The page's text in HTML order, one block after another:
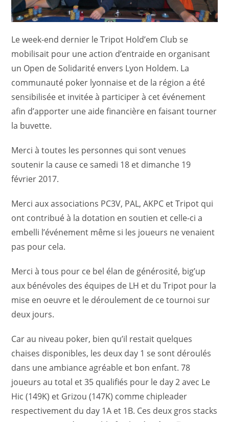
Le week-end dernier le Tripot Hold’em Club se
mobilisait pour une action d’entraide en organisant
un Open de Solidarité envers Lyon Holdem. La
communauté poker lyonnaise et de la région a été
sensibilisée et invitée à participer à cet événement
afin d’apporter une aide financière en faisant tourner
la buvette.
Merci à toutes les personnes qui sont venues
soutenir la cause ce samedi 18 et dimanche 19
février 2017.
Merci aux associations PC3V, PAL, AKPC et Tripot qui
ont contribué à la dotation en soutien et celle-ci a
embelli l’événement même si les joueurs ne venaient
pas pour cela.
Merci à tous pour ce bel élan de générosité, big’up
aux bénévoles des équipes de LH et du Tripot pour la
mise en oeuvre et le déroulement de ce tournoi sur
deux jours.
Car au niveau poker, bien qu’il restait quelques
chaises disponibles, les deux day 1 se sont déroulés
dans une ambiance agréable et bon enfant. 78
joueurs au total et 35 qualifiés pour le day 2 avec Le
Hic (149K) et Grizou (147K) comme chipleader
respectivement du day 1A et 1B. Ces deux gros stacks